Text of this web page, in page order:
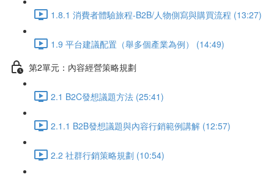
1.8.1 消費者體驗旅程-B2B/人物側寫與購買流程 (13:27)
1.9 平台建議配置（舉多個產業為例） (14:49)
第2單元：內容經營策略規劃
2.1 B2C發想議題方法 (25:41)
2.1.1 B2B發想議題與內容行銷範例講解 (12:57)
2.2 社群行銷策略規劃 (10:54)